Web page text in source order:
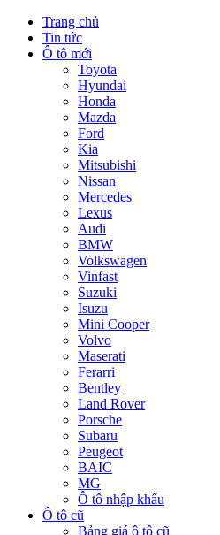
Trang chủ
Tin tức
Ô tô mới
Toyota
Hyundai
Honda
Mazda
Ford
Kia
Mitsubishi
Nissan
Mercedes
Lexus
Audi
BMW
Volkswagen
Vinfast
Suzuki
Isuzu
Mini Cooper
Volvo
Maserati
Ferarri
Bentley
Land Rover
Porsche
Subaru
Peugeot
BAIC
MG
Ô tô nhập khẩu
Ô tô cũ
Bảng giá ô tô cũ